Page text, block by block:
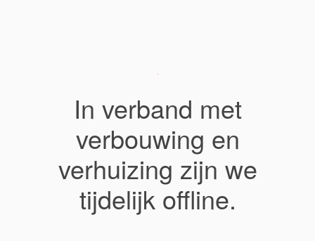
In verband met
verbouwing en
verhuizing zijn we
tijdelijk offline.